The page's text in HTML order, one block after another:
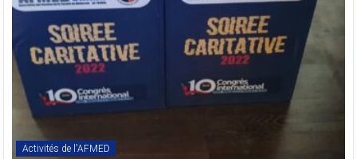
COMREV.
Activités de l'AFMED